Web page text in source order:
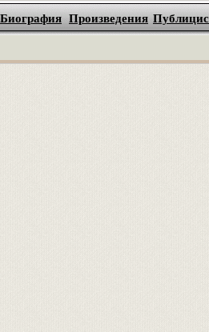
Биография Произведения